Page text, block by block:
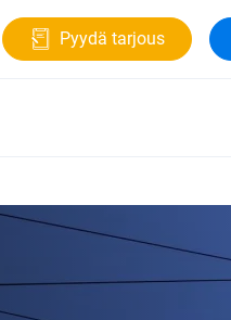
Pyydä tarjous